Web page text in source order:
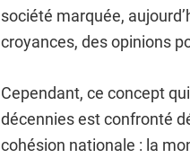
société marquée,
croyances, des opinions
Cependant, ce concept
décennies est confronté
cohésion nationale : la